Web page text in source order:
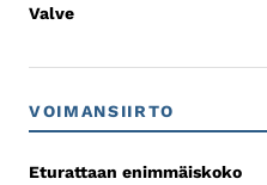
Valve
VOIMANSIIRTO
Eturattaan enimmäiskoko